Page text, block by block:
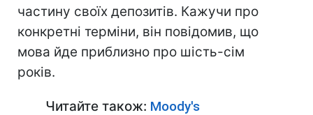
частину своїх депозитів. Кажучи про
конкретні терміни, він повідомив, що
мова йде приблизно про шість-сім
років.
Читайте також: Мoody's